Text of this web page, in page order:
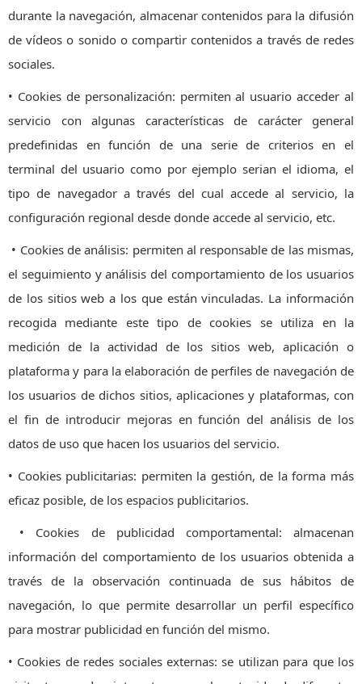
durante la navegación, almacenar contenidos para la difusión
de vídeos o sonido o compartir contenidos a través de redes
sociales.
• Cookies de personalización: permiten al usuario acceder al
servicio con algunas características de carácter general
predefinidas en función de una serie de criterios en el
terminal del usuario como por ejemplo serian el idioma, el
tipo de navegador a través del cual accede al servicio, la
configuración regional desde donde accede al servicio, etc.
• Cookies de análisis: permiten al responsable de las mismas,
el seguimiento y análisis del comportamiento de los usuarios
de los sitios web a los que están vinculadas. La información
recogida mediante este tipo de cookies se utiliza en la
medición de la actividad de los sitios web, aplicación o
plataforma y para la elaboración de perfiles de navegación de
los usuarios de dichos sitios, aplicaciones y plataformas, con
el fin de introducir mejoras en función del análisis de los
datos de uso que hacen los usuarios del servicio.
• Cookies publicitarias: permiten la gestión, de la forma más
eficaz posible, de los espacios publicitarios.
• Cookies de publicidad comportamental: almacenan
información del comportamiento de los usuarios obtenida a
través de la observación continuada de sus hábitos de
navegación, lo que permite desarrollar un perfil específico
para mostrar publicidad en función del mismo.
• Cookies de redes sociales externas: se utilizan para que los